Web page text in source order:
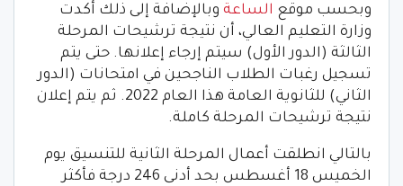
وبحسب موقع الساعة وبالإضافة إلى ذلك أكدت
وزارة التعليم العالي، أن نتيجة ترشيحات المرحلة
الثالثة (الدور الأول) سيتم إرجاء إعلانها. حتى يتم
تسجيل رغبات الطلاب الناجحين في امتحانات (الدور
الثاني) للثانوية العامة هذا العام 2022. ثم يتم إعلان
نتيجة ترشيحات المرحلة كاملة.
بالتالي انطلقت أعمال المرحلة الثانية للتنسيق يوم
الخميس 18 أغسطس بحد أدنى 246 درجة فأكثر